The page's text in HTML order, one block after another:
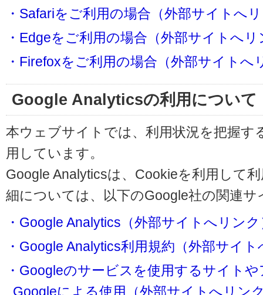
・Safariをご利用の場合（外部サイトへ
・Edgeをご利用の場合（外部サイトへリ
・Firefoxをご利用の場合（外部サイトへ
Google Analyticsの利用について
本ウェブサイトでは、利用状況を把握す
用しています。
Google Analyticsは、Cookieを利用して
細については、以下のGoogle社の関連
・Google Analytics（外部サイトへリンク
・Google Analytics利用規約（外部サイ
・Googleのサービスを使用するサイト
Googleによる使用（外部サイトへリン